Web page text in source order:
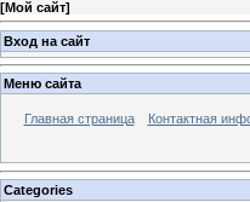
[Мой сайт]
Вход на сайт
Меню сайта
Главная страница Контактная
Categories